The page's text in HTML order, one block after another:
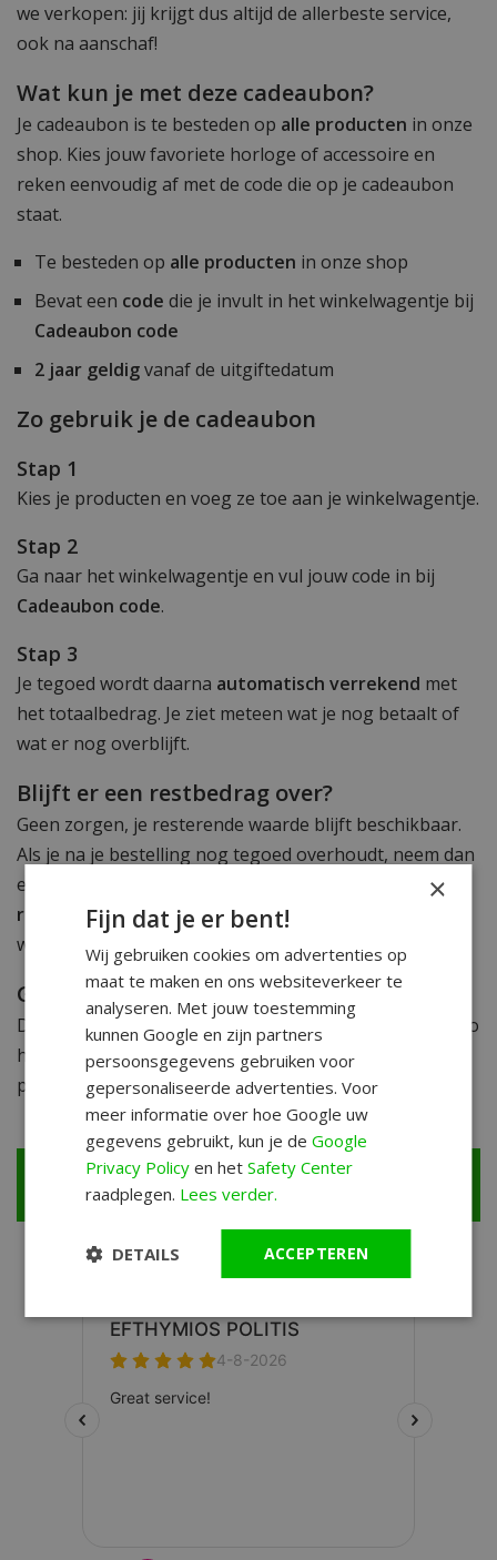
we verkopen: jij krijgt dus altijd de allerbeste service,
ook na aanschaf!
Wat kun je met deze cadeaubon?
Je cadeaubon is te besteden op alle producten in onze
shop. Kies jouw favoriete horloge of accessoire en
reken eenvoudig af met de code die op je cadeaubon
staat.
Te besteden op alle producten in onze shop
Bevat een code die je invult in het winkelwagentje bij
Cadeaubon code
2 jaar geldigvanaf de uitgiftedatum
Zo gebruik je de cadeaubon
Stap 1
Kies je producten en voeg ze toe aan je winkelwagentje.
Stap 2
Ga naar het winkelwagentje en vul jouw code in bij
Cadeaubon code.
Stap 3
Je tegoed wordt daarna automatisch verrekend met
het totaalbedrag. Je ziet meteen wat je nog betaalt of
wat er nog overblijft.
Blijft er een restbedrag over?
Geen zorgen, je resterende waarde blijft beschikbaar.
Als je na je bestelling nog tegoed overhoudt, neem dan
even
. We zorgen ervoor dat het
restant geldig blijften ook later nog besteed kan
worden.
Geldigheid
De kortingscode op jouw cadeaubon is 2 jaar geldig
. Zo
heb je alle tijd om rustig iets uit te zoeken en je
perfecte keuze te maken.
Shop nu je horloge >
×
Fijn dat je er bent!
Wij gebruiken cookies om advertenties op
maat te maken en ons websiteverkeer te
analyseren. Met jouw toestemming
kunnen Google en zijn partners
persoonsgegevens gebruiken voor
gepersonaliseerde advertenties. Voor
meer informatie over hoe Google uw
gegevens gebruikt, kun je deGoogle
Privacy Policy en hetSafety Center
raadplegen. Lees verder.
ACCEPTEREN
DETAILS